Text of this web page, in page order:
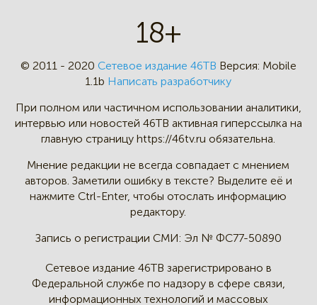
18+
© 2011 - 2020 Сетевое издание 46ТВ Версия: Mobile
1.1b Написать разработчику
При полном или частичном использовании аналитики,
интервью или новостей 46TB активная гиперссылка на
главную страницу https://46tv.ru обязательна.
Мнение редакции не всегда совпадает с мнением
авторов. Заметили ошибку в тексте? Выделите её и
нажмите Ctrl-Enter, чтобы отослать информацию
редактору.
Запись о регистрации СМИ: Эл № ФС77-50890
Сетевое издание 46ТВ зарегистрировано в
Федеральной службе по надзору в сфере связи,
информационных технологий и массовых